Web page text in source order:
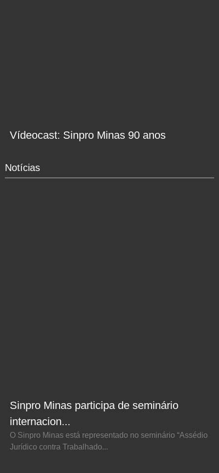
Vídeocast: Sinpro Minas 90 anos
Notícias
Sinpro Minas participa de seminário
internacion...
O Sinpro Minas está representado no seminário “Assédio
Jurídico contra Trabalhado...